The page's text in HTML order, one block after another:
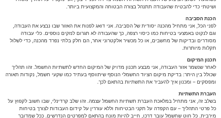
ושיטתי כדי להבטיח שהעבודה תתנהל בצורה הבטוחה והמקצועית ביותר.
הכנת הסביבה
לפני הכל, אני מתחיל מהכנה יסודית של הסביבה. אני דואג לפנות את האזור שבו נבצע את העבודה,
וגם לנקוט באמצעי בטיחות כמו כיסוי רצפה, כך שהעבודה לא תגרום לנזקים נוספים. כלי עבודה
מסודרים ובדיקות של מחשבים, או כל מכשיר אלקטרוני אחר, הם חלק בלתי נפרד מהכנה, כדי לשלול
תקלות מיותרות.
תכנון המיקום
לאחר שנשמר אזור העבודה, אני מבצע תכנון מדויק של המיקום החדש לתשתיות החשמל. זהו תהליך
שכולל בין היתר: בדיקת מיקום הציוד החשמלי הנוסף שיתווסף בעתיד כמו שקעי חשמל, נקודות תאורה
ומפסקים – ומכנון איך להעביר את התשתיות בהתאם לכך.
העברת התשתיות
בשלב זה, אני מתחיל במלאכת העברת תשתיות החשמל עצמה. זהו שלב קרדינלי, שבו חשוב לקפוץ על
כל פרטי התהליך – עם הקפדה על תקני הבטיחות וללא עוררין על קידום העבודות לצורך בטיחות
מירבית. כל חוט שחשמל עובר דרכו, חייב להיות מונח בהתאם למפרטים הנדרשים. ככל שמדובר